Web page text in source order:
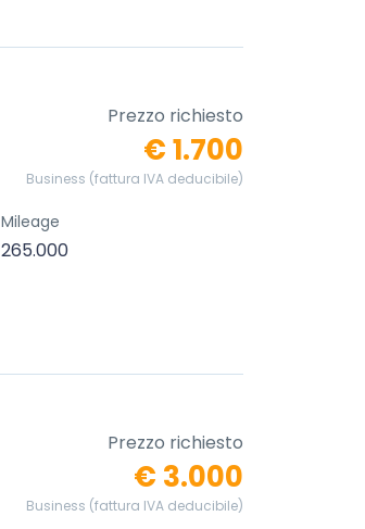
Prezzo richiesto
€ 1.700
Business (fattura IVA deducibile)
Mileage
265.000
Prezzo richiesto
€ 3.000
Business (fattura IVA deducibile)